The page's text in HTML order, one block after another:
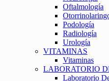
Oftalmología
Podología
Radiología
Urología
VITAMINAS
Vitaminas
LABORATORIO
Laboratorio